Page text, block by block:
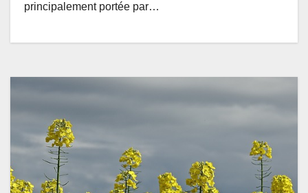
principalement portée par…